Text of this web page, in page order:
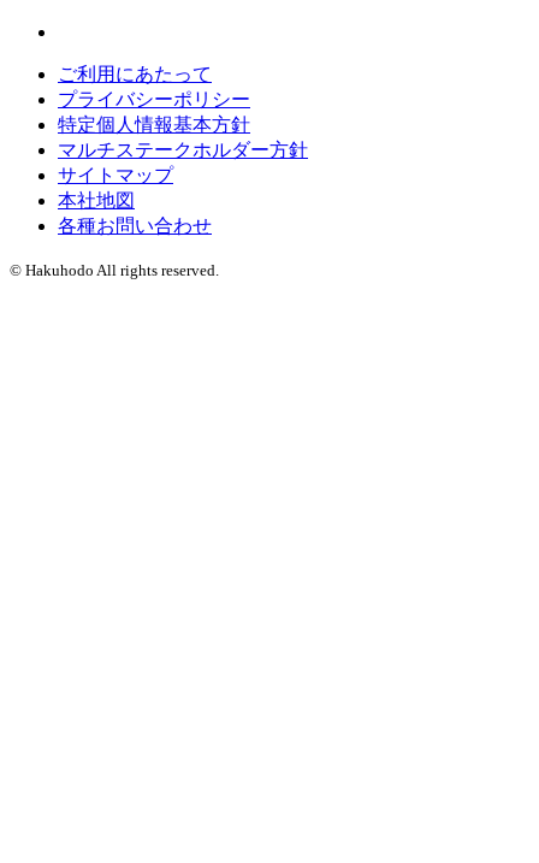
ご利用にあたって
プライバシーポリシー
特定個人情報基本方針
マルチステークホルダー方針
サイトマップ
本社地図
各種お問い合わせ
© Hakuhodo All rights reserved.